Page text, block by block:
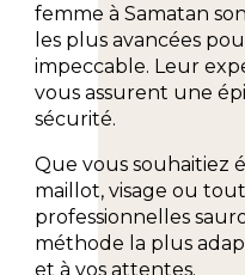
femme à Samatan
les plus avancées
impeccable. Leur
vous assurent une
sécurité.
Que vous souhaitiez
maillot, visage ou
professionnelles
méthode la plus
et à vos attentes.